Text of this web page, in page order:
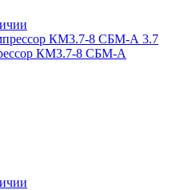
КМ3.7-8 СБМ-А